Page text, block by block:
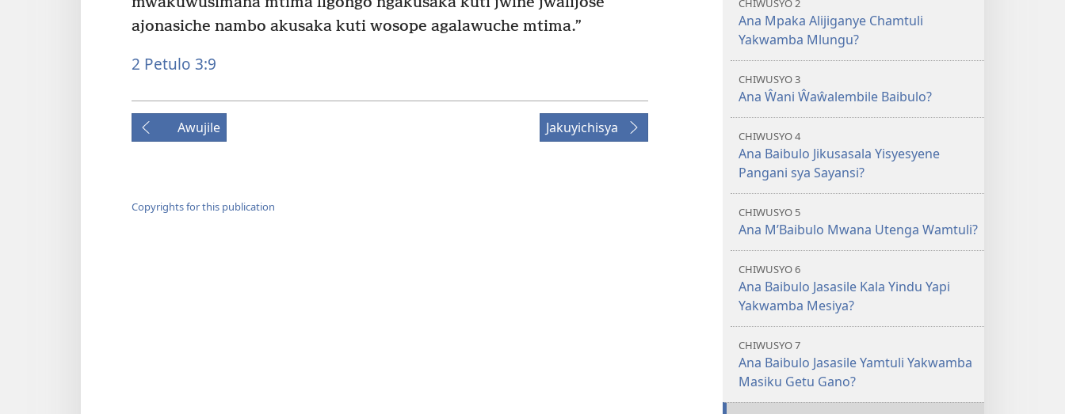
ajonasiche nambo akusaka kuti wosope agalawuche mtima.”
2 Petulo 3:9
Awujile Jakuyichisya
Copyrights for this publication
CHIWUSYO 2
Ana Mpaka Alijiganye Chamtuli
Yakwamba Mlungu?
CHIWUSYO 3
Ana Ŵani Ŵaŵalembile Baibulo?
CHIWUSYO 4
Ana Baibulo Jikusasala Yisyesyene
Pangani sya Sayansi?
CHIWUSYO 5
Ana M’Baibulo Mwana Utenga Wamtuli?
CHIWUSYO 6
Ana Baibulo Jasasile Kala Yindu Yapi
Yakwamba Mesiya?
CHIWUSYO 7
Ana Baibulo Jasasile Yamtuli Yakwamba
Masiku Getu Gano?